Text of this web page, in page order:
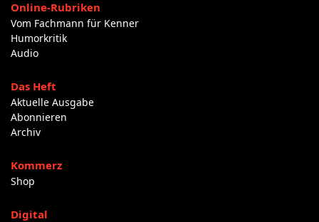
Online-Rubriken
Vom Fachmann für Kenner
Humorkritik
Audio
Das Heft
Aktuelle Ausgabe
Abonnieren
Archiv
Kommerz
Shop
Digital